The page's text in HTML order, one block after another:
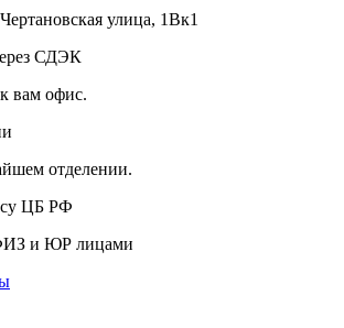
улица, 1Вк1
СДЭК
вам офис.
отделении.
ЦБ РФ
и ЮР лицами